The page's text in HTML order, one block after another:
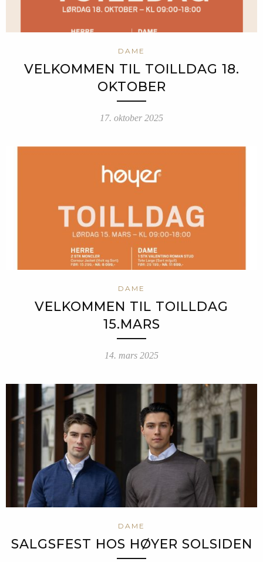
DAME
VELKOMMEN TIL TOILLDAG 18.
OKTOBER
17. oktober 2025
DAME
VELKOMMEN TIL TOILLDAG
15.MARS
14. mars 2025
DAME
SALGSFEST HOS HØYER SOLSIDEN